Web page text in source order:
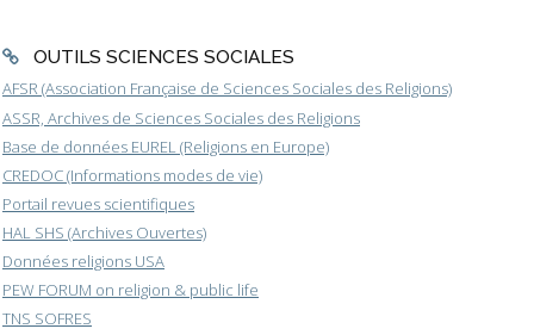
OUTILS SCIENCES SOCIALES
AFSR (Association Française de Sciences Sociales des Religions)
ASSR, Archives de Sciences Sociales des Religions
Base de données EUREL (Religions en Europe)
CREDOC (Informations modes de vie)
Portail revues scientifiques
HAL SHS (Archives Ouvertes)
Données religions USA
PEW FORUM on religion & public life
TNS SOFRES